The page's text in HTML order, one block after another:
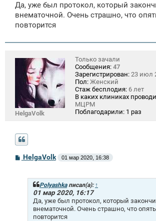
б
щ
н
е
Да, уже был протокол, который
внематочной. Очень страшно, что
повторится
HelgaVolk
Только зачали
Сообщения: 47
Зарегистрирован: 23 июл
Пол: Женский
Стаж бесплодия: 6 лет
В каких клиниках
МЦРМ
Поблагодарили: 1 раз
СHelgaVolk 01 мар 2020, 16:38
Polyashkaписал(а): ↑
01 мар 2020, 16:17
Да, уже был протокол, который
внематочной. Очень страшно, что
повторится